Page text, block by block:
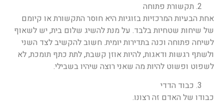
תקשורת פתוחה
אחת הבעיות המרכזיות בזוגיות היא חוסר התקשורת או קיומם
של שיחות שטחיות בלבד. על מנת להשיג שלום בית, יש לשאוף
לשיחה פתוחה וכנה בתדירות יומית. חשוב להקשיב לצד השני
ולשתף רגשות ודאגות, להיות אוזן קשבת, לתת כתף תומכת, לא
לשפוט ופשוט להיות מה שאני רוצה שיהיו בשבילי.
כבוד הדדי
כבודו של האדם זה רצונו.